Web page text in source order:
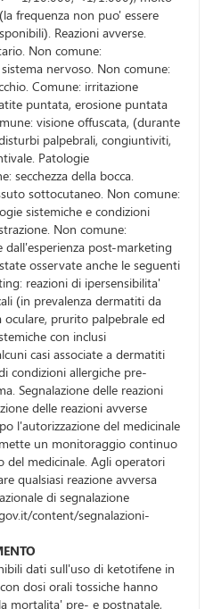
frequenza non puo' essere
Reazioni avverse.
Non comune:
nervoso. Non comune:
Comune: irritazione
puntata, erosione puntata
visione offuscata, (durante
palpebrali, congiuntiviti,
Patologie
secchezza della bocca.
sottocutaneo. Non comune:
sistemiche e condizioni
Non comune:
dall'esperienza post-marketing
osservate anche le seguenti
reazioni di ipersensibilita'
(in prevalenza dermatiti da
prurito palpebrale ed
con inclusi
casi associate a dermatiti
condizioni allergiche pre-
Segnalazione delle reazioni
delle reazioni avverse
l'autorizzazione del medicinale
un monitoraggio continuo
del medicinale. Agli operatori
qualsiasi reazione avversa
di segnalazione
content/segnalazioni-
dati sull'uso di ketotifene in
dosi orali tossiche hanno
mortalita' pre- e postnatale,